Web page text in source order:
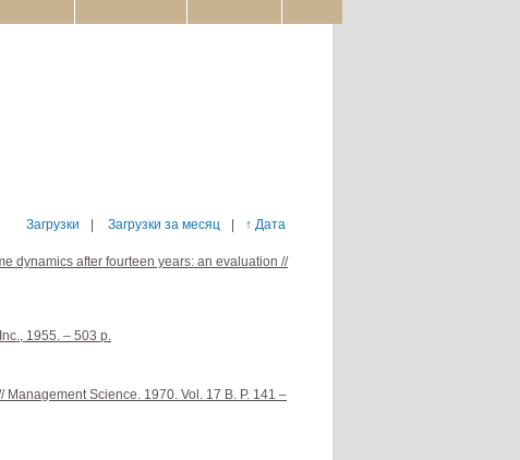
Загрузки Загрузки за месяц ↑ Дата
dynamics after fourteen years: an evaluation //
1955. – 503 p.
Science. 1970. Vol. 17 B. P. 141 –